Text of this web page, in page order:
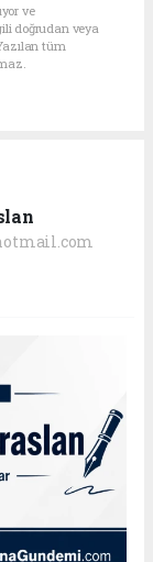
ve
doğrudan veya
tüm